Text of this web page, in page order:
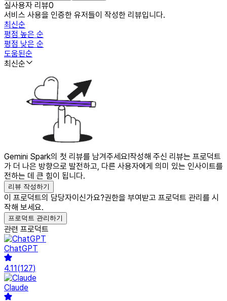
실사용자 리뷰0
서비스 사용을 인증한 유저들이 작성한 리뷰입니다.
최신순
평점 높은 순
평점 낮은 순
도움된순
최신순
Gemini Spark의 첫 리뷰를 남겨주세요!작성해 주신 리뷰는 프로덕트
가 더 나은 방향으로 발전하고, 다른 사용자에게 의미 있는 인사이트를
전하는 데 큰 힘이 됩니다.
리뷰 작성하기
이 프로덕트의 담당자이신가요?권한을 부여받고 프로덕트 관리를 시
작해 보세요.
프로덕트 관리하기
관련 프로덕트
ChatGPT
4.11(127)
Claude